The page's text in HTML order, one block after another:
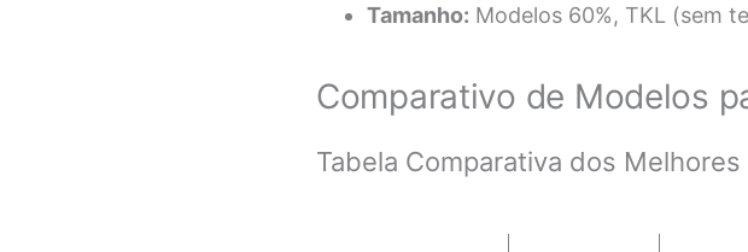
Tamanho: Modelos 60%, TKL (sem
Comparativo de Modelos
Tabela Comparativa dos